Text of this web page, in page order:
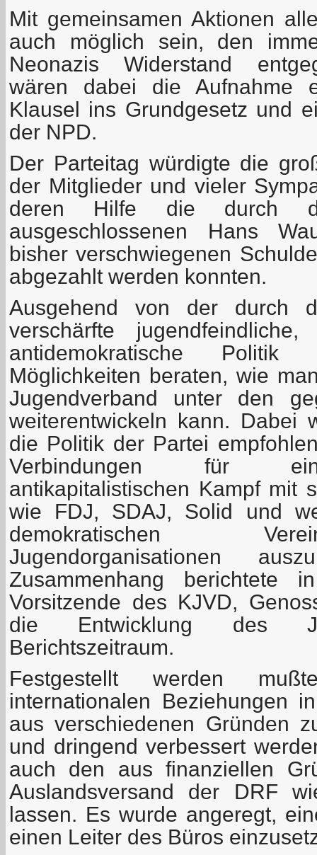
Mit gemeinsamen Aktionen
auch möglich sein, den
Neonazis Widerstand
wären dabei die Aufnahme
Klausel ins Grundgesetz und
der NPD.
Der Parteitag würdigte die
der Mitglieder und vieler
deren Hilfe die durch
ausgeschlossenen Hans
bisher verschwiegenen
abgezahlt werden konnten.
Ausgehend von der durch
verschärfte
antidemokratische
Möglichkeiten beraten, wie
Jugendverband unter den
weiterentwickeln kann. Dabei
die Politik der Partei
Verbindungen für
antikapitalistischen Kampf mit
wie FDJ, SDAJ, Solid und
demokratischen
Jugendorganisationen
Zusammenhang berichtete
Vorsitzende des KJVD,
die Entwicklung des
Berichtszeitraum.
Festgestellt werden
internationalen Beziehungen
aus verschiedenen Gründen
und dringend verbessert
auch den aus finanziellen
Auslandsversand der DRF
lassen. Es wurde angeregt,
einen Leiter des Büros